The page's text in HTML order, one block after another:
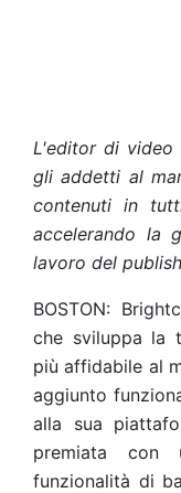
L'editor di video
gli addetti al
contenuti in
accelerando la
lavoro del
BOSTON:
che sviluppa la
più affidabile al
aggiunto
alla sua
premiata con
funzionalità di